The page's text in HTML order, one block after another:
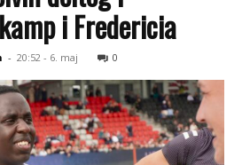
i Fredericia
- 20:52 - 6. maj 0